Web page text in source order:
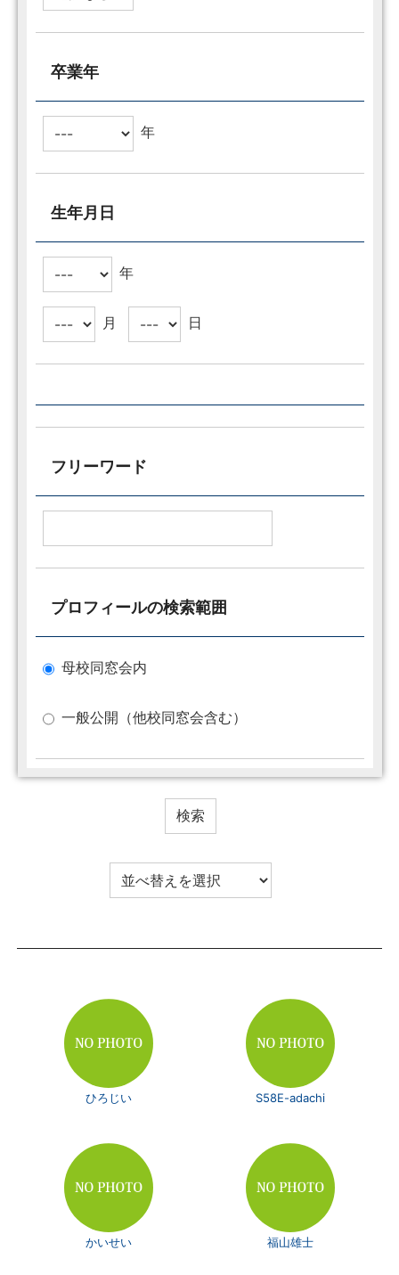
卒業年
年
生年月日
年
月 日
フリーワード
プロフィールの検索範囲
母校同窓会内
一般公開（他校同窓会含む）
ひろじい S58E-adachi
かいせい 福山雄士